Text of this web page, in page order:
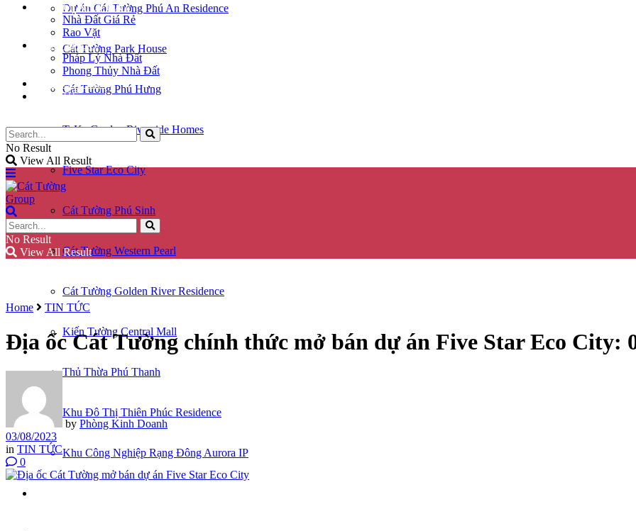
Dự án Cát Tường Phú An Residence
Cát Tường Park House
Cát Tường Phú Hưng
TaKa Garden Riverside Homes
Five Star Eco City
Cát Tường Phú Sinh
Cát Tường Western Pearl
Cát Tường Golden River Residence
Kiến Tường Central Mall
Thủ Thừa Phú Thanh
Khu Đô Thị Thiên Phúc Residence
Khu Công Nghiệp Rạng Đông Aurora IP
KÝ GỬI NHÀ ĐẤT
Nhà Đất Giá Rẻ
Rao Vặt
KIẾN THỨC
Pháp Lý Nhà Đất
Phong Thủy Nhà Đất
GÓC CHIA SẺ
LIÊN HỆ
No Result
View All Result
No Result
View All Result
Home TIN TỨC
Địa ốc Cát Tường chính thức mở bán dự án Five Star Eco City:
by Phòng Kinh Doanh
03/08/2023
in TIN TỨC
0